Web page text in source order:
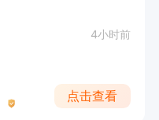
4小时前
点击查看